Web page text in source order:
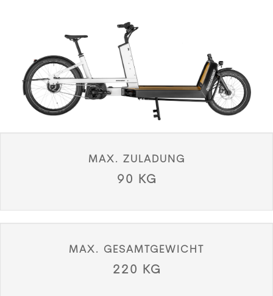
MAX. ZULADUNG
90 KG
MAX. GESAMTGEWICHT
220 KG